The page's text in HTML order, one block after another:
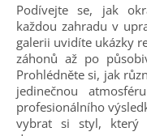
Podívejte se, jak
každou zahradu v
galerii uvidíte ukázky
záhonů až po
Prohlédněte si, jak
jedinečnou
profesionálního
vybrat si styl, který